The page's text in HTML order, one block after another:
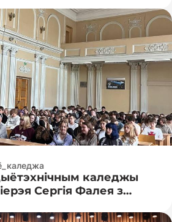
дню сям'і і
дню абароны дзяцей
каледжы
Сергія Фалея з